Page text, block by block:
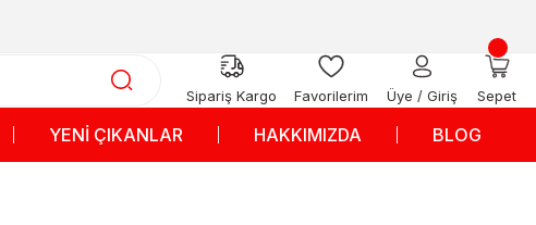
Sipariş Kargo Favorilerim Üye / Giriş Sepet
YENİ ÇIKANLAR HAKKIMIZDA BLOG